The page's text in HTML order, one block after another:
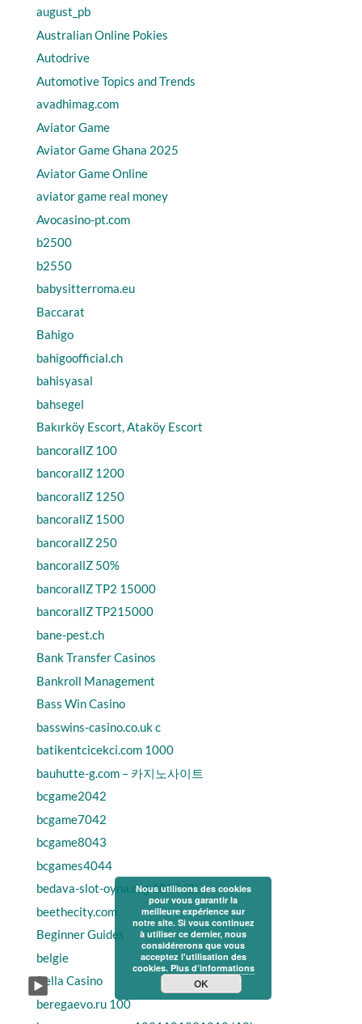
august_pb
Australian Online Pokies
Autodrive
Automotive Topics and Trends
avadhimag.com
Aviator Game
Aviator Game Ghana 2025
Aviator Game Online
aviator game real money
Avocasino-pt.com
b2500
b2550
babysitterroma.eu
Baccarat
Bahigo
bahigoofficial.ch
bahisyasal
bahsegel
Bakırköy Escort, Ataköy Escort
bancorallZ 100
bancorallZ 1200
bancorallZ 1250
bancorallZ 1500
bancorallZ 250
bancorallZ 50%
bancorallZ TP2 15000
bancorallZ TP215000
bane-pest.ch
Bank Transfer Casinos
Bankroll Management
Bass Win Casino
basswins-casino.co.uk c
batikentcicekci.com 1000
bauhutte-g.com – 카지노사이트
bcgame2042
bcgame7042
bcgame8043
bcgames4044
bedava-slot-oyna.org 1000 (2)
beethecity.com
Beginner Guides
belgie
Bella Casino
beregaevo.ru 100
Nous utilisons des cookies
pour vous garantir la
meilleure expérience sur
notre site. Si vous continuez
à utiliser ce dernier, nous
considérerons que vous
acceptez l'utilisation des
cookies. Plus d’informations
OK